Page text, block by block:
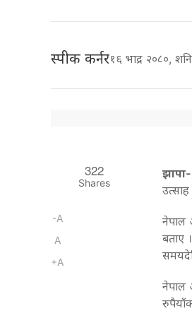
स्पीक कर्नर१६ भाद्र २०८०,
322
Shares
-A
A
+A
झापा-
नेपाल
बताए
नेपाल